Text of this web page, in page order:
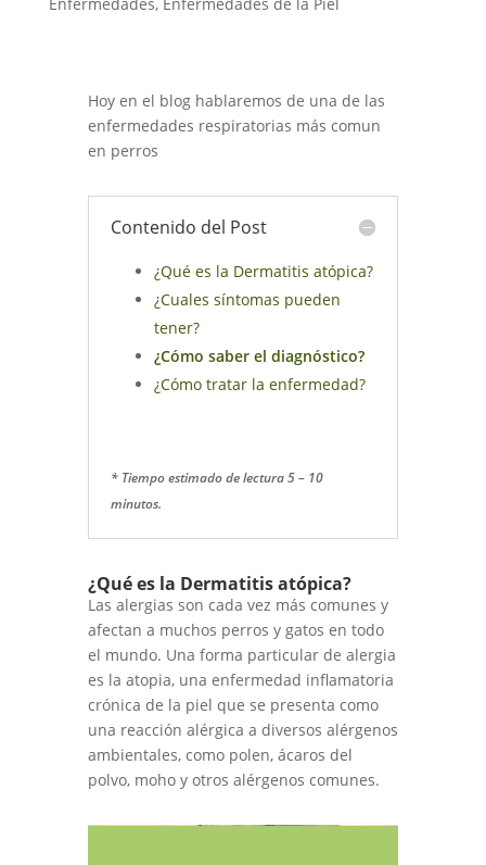
Hoy en el blog hablaremos de una de las
enfermedades respiratorias más comun
en perros
Contenido del Post
¿Qué es la Dermatitis atópica?
¿Cuales síntomas pueden
tener?
¿Cómo saber el diagnóstico?
¿Cómo tratar la enfermedad?
* Tiempo estimado de lectura 5 – 10
minutos.
¿Qué es la Dermatitis atópica?
Las alergias son cada vez más comunes y
afectan a muchos perros y gatos en todo
el mundo. Una forma particular de alergia
es la atopia, una enfermedad inflamatoria
crónica de la piel que se presenta como
una reacción alérgica a diversos alérgenos
ambientales, como polen, ácaros del
polvo, moho y otros alérgenos comunes.